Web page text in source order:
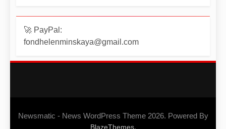
🚀 PayPal:
fondhelenminskaya@gmail.com
Newsmatic - News WordPress Theme 2026. Powered By
BlazeThemes.